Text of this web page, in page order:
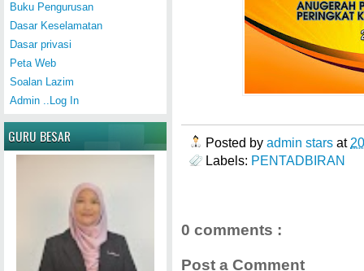
Posted by admin stars at
Labels: PENTADBIRAN
0 comments :
Post a Comment
Buku Pengurusan
Dasar Keselamatan
Dasar privasi
Peta Web
Soalan Lazim
Admin ..Log In
GURU BESAR